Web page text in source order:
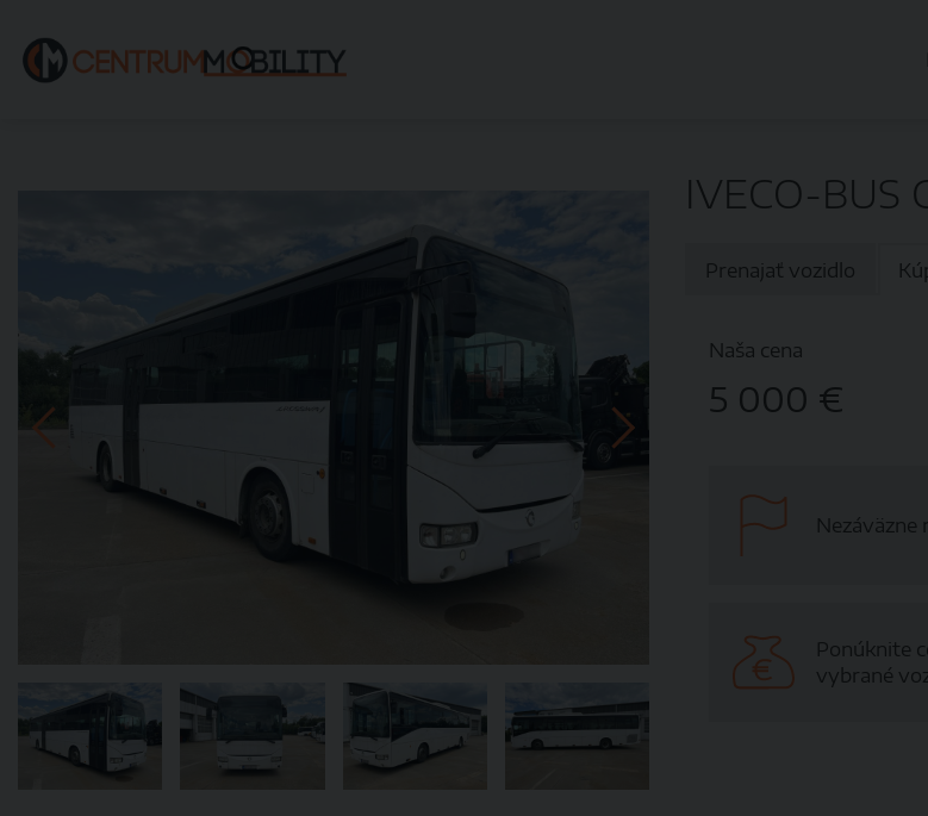
IVECO-BUS
Prenajať vozidlo
Naša cena
5 000 €
Nezáväzne
Ponúknite
vybrané